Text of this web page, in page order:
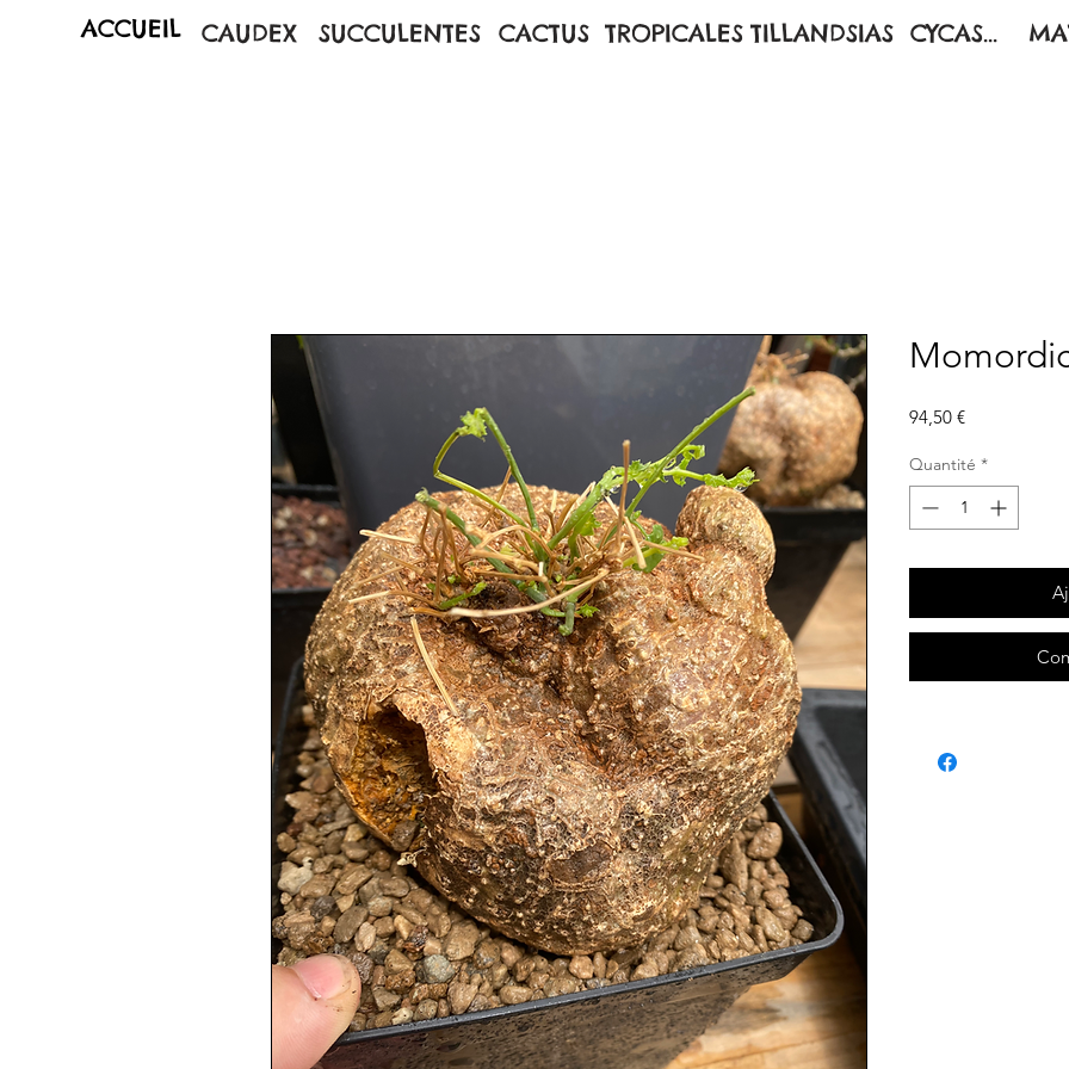
ACCUEIL CAUDEX SUCCULENTES CACTUS TROPICALES TILLANDSIAS CYCAS...
94,50 €Prix
Quantité *